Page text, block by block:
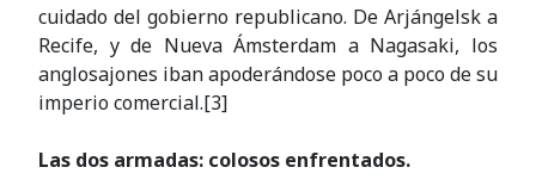
cuidado del gobierno republicano. De Arjángelsk a
Recife, y de Nueva Ámsterdam a Nagasaki, los
anglosajones iban apoderándose poco a poco de su
imperio comercial.[3]
Las dos armadas: colosos enfrentados.